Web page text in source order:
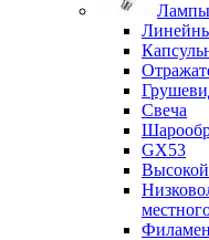
Лампы
Свеча
GX53